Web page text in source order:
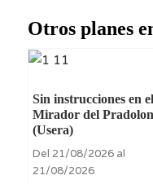
Otros planes
Sin instrucciones en el
Mirador del
(Usera)
Del 21/08/2026 al
21/08/2026